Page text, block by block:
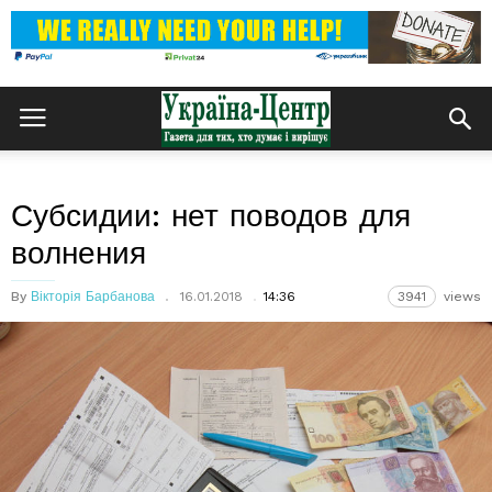
Субсидии: нет поводов для
волнения
By Вікторія Барбанова 16.01.2018 14:36 3941 views